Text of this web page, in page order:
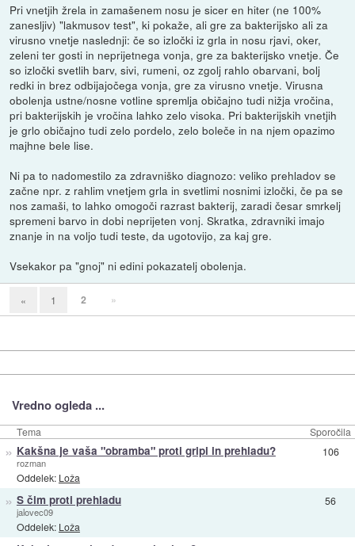
Pri vnetjih žrela in zamašenem nosu je sicer en hiter (ne 100%
zanesljiv) "lakmusov test", ki pokaže, ali gre za bakterijsko ali za
virusno vnetje naslednji: če so izločki iz grla in nosu rjavi, oker,
zeleni ter gosti in neprijetnega vonja, gre za bakterijsko vnetje. Če
so izločki svetlih barv, sivi, rumeni, oz zgolj rahlo obarvani, bolj
redki in brez odbijajočega vonja, gre za virusno vnetje. Virusna
obolenja ustne/nosne votline spremlja običajno tudi nižja vročina,
pri bakterijskih je vročina lahko zelo visoka. Pri bakterijskih vnetjih
je grlo običajno tudi zelo pordelo, zelo boleče in na njem opazimo
majhne bele lise.
Ni pa to nadomestilo za zdravniško diagnozo: veliko prehladov se
začne npr. z rahlim vnetjem grla in svetlimi nosnimi izločki, če pa se
nos zamaši, to lahko omogoči razrast bakterij, zaradi česar smrkelj
spremeni barvo in dobi neprijeten vonj. Skratka, zdravniki imajo
znanje in na voljo tudi teste, da ugotovijo, za kaj gre.
Vsekakor pa "gnoj" ni edini pokazatelj obolenja.
« 1 2 »
Vredno ogleda ...
Tema Sporočila
» Kakšna je vaša "obramba" proti gripi in prehladu?
rozman
Oddelek: Loža
106
» S čim proti prehladu
jalovec09
Oddelek: Loža
56